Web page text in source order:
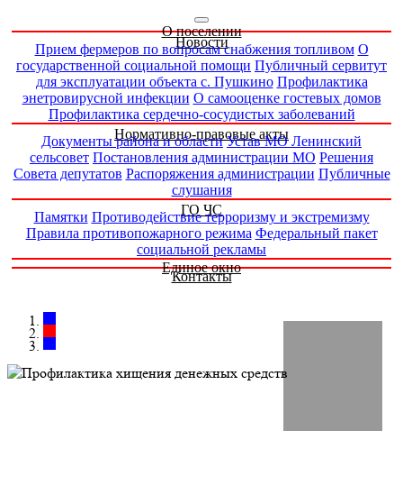
О поселении
Новости
Прием фермеров по вопросам снабжения топливом О
государственной социальной помощи Публичный сервитут
для эксплуатации объекта с. Пушкино Профилактика
энетровирусной инфекции О самооценке гостевых домов
Профилактика сердечно-сосудистых заболеваний
Нормативно-правовые акты
Документы района и области Устав МО Ленинский
сельсовет Постановления администрации МО Решения
Совета депутатов Распоряжения администрации Публичные
слушания
ГО ЧС
Памятки Противодействие терроризму и экстремизму
Правила противопожарного режима Федеральный пакет
социальной рекламы
Единое окно
Контакты